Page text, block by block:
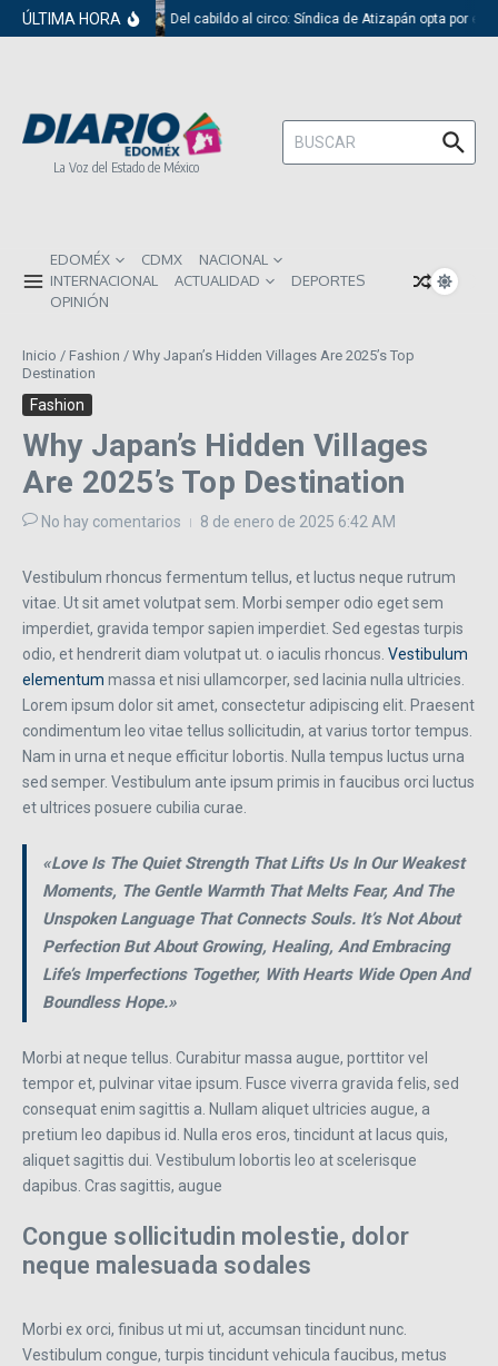
Saltar al contenido
ÚLTIMA HORA Del cabildo al circo: Síndica de Atizapán opta por el
La Voz del Estado de México
Buscar:
EDOMÉX CDMX
NACIONAL
INTERNACIONAL
ACTUALIDAD
DEPORTES
OPINIÓN
Inicio / Fashion / Why Japan’s Hidden Villages Are 2025’s Top
Destination
Fashion
Why Japan’s Hidden Villages
Are 2025’s Top Destination
No hay comentarios 8 de enero de 2025 6:42 AM
Vestibulum rhoncus fermentum tellus, et luctus neque rutrum
vitae. Ut sit amet volutpat sem. Morbi semper odio eget sem
imperdiet, gravida tempor sapien imperdiet. Sed egestas turpis
odio, et hendrerit diam volutpat ut. o iaculis rhoncus. Vestibulum
elementum massa et nisi ullamcorper, sed lacinia nulla ultricies.
Lorem ipsum dolor sit amet, consectetur adipiscing elit. Praesent
condimentum leo vitae tellus sollicitudin, at varius tortor tempus.
Nam in urna et neque efficitur lobortis. Nulla tempus luctus urna
sed semper. Vestibulum ante ipsum primis in faucibus orci luctus
et ultrices posuere cubilia curae.
«Love Is The Quiet Strength That Lifts Us In Our Weakest
Moments, The Gentle Warmth That Melts Fear, And The
Unspoken Language That Connects Souls. It’s Not About
Perfection But About Growing, Healing, And Embracing
Life’s Imperfections Together, With Hearts Wide Open And
Boundless Hope.»
Morbi at neque tellus. Curabitur massa augue, porttitor vel
tempor et, pulvinar vitae ipsum. Fusce viverra gravida felis, sed
consequat enim sagittis a. Nullam aliquet ultricies augue, a
pretium leo dapibus id. Nulla eros eros, tincidunt at lacus quis,
aliquet sagittis dui. Vestibulum lobortis leo at scelerisque
dapibus. Cras sagittis, augue
Congue sollicitudin molestie, dolor
neque malesuada sodales
Morbi ex orci, finibus ut mi ut, accumsan tincidunt nunc.
Vestibulum congue, turpis tincidunt vehicula faucibus, metus